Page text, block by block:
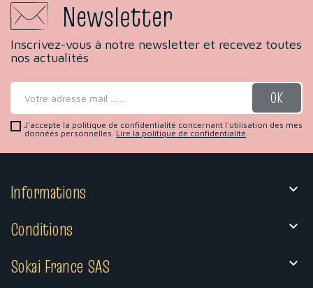
Newsletter
Inscrivez-vous à notre newsletter et recevez toutes
nos actualités
J'accepte la politique de confidentialité concernant l'utilisation des mes
données personnelles. Lire la politique de confidentialité.
Informations 
Conditions 
Sokai France SAS 